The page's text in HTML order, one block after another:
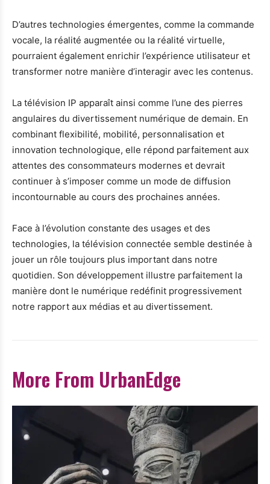
D’autres technologies émergentes, comme la commande
vocale, la réalité augmentée ou la réalité virtuelle,
pourraient également enrichir l’expérience utilisateur et
transformer notre manière d’interagir avec les contenus.
La télévision IP apparaît ainsi comme l’une des pierres
angulaires du divertissement numérique de demain. En
combinant flexibilité, mobilité, personnalisation et
innovation technologique, elle répond parfaitement aux
attentes des consommateurs modernes et devrait
continuer à s’imposer comme un mode de diffusion
incontournable au cours des prochaines années.
Face à l’évolution constante des usages et des
technologies, la télévision connectée semble destinée à
jouer un rôle toujours plus important dans notre
quotidien. Son développement illustre parfaitement la
manière dont le numérique redéfinit progressivement
notre rapport aux médias et au divertissement.
More From UrbanEdge